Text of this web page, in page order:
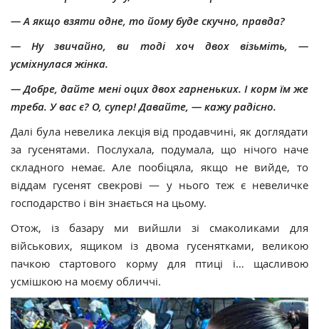
— А якщо взяти одне, то йому буде скучно, правда?
— Ну звичайно, ви тоді хоч двох візьміть, —
усміхнулася жінка.
— Добре, дайте мені оцих двох гарненьких. І корм їм же
треба. У вас є? О, супер! Давайте, — кажу радісно.
Далі була невелика лекція від продавчині, як доглядати
за гусенятами. Послухала, подумала, що нічого наче
складного немає. Але пообіцяла, якщо не вийде, то
віддам гусенят свекрові — у нього теж є невеличке
господарство і він знається на цьому.
Отож, із базару ми вийшли зі смаколиками для
військових, ящиком із двома гусенятками, великою
пачкою стартового корму для птиці і… щасливою
усмішкою на моєму обличчі.